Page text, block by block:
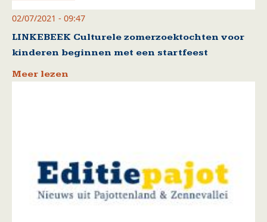
02/07/2021 - 09:47
LINKEBEEK Culturele zomerzoektochten voor
kinderen beginnen met een startfeest
Meer lezen